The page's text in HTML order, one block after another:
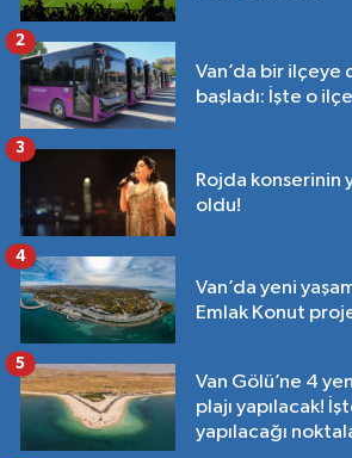
Van’da bir ilçeye
başladı: İşte o
2
Rojda konserinin
oldu!
3
Van’da yeni
Emlak Konut
4
Van Gölü’ne 4
plajı yapılacak!
yapılacağı
5